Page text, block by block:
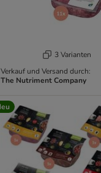
3 Varianten
Verkauf und Versand durch:
The Nutriment Company